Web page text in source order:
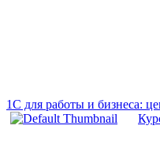
1С для работы и бизнеса: